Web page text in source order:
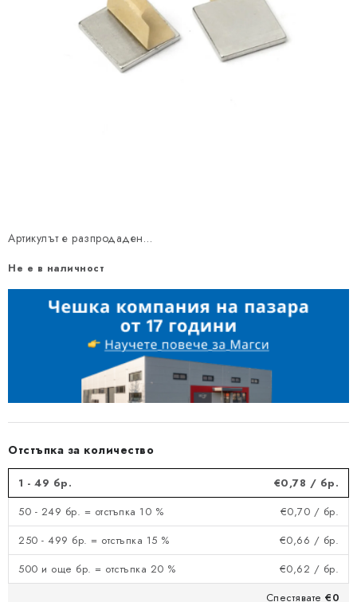
Артикулът е разпродаден…
Не е в наличност
Отстъпка за количество
1 - 49 бр. €0,78 / бр.
50 - 249 бр. = отстъпка 10 %
€0,70 / бр.
250 - 499 бр. = отстъпка 15 %
€0,66 / бр.
500 и още бр. = отстъпка 20 %
€0,62 / бр.
Спестявате €0